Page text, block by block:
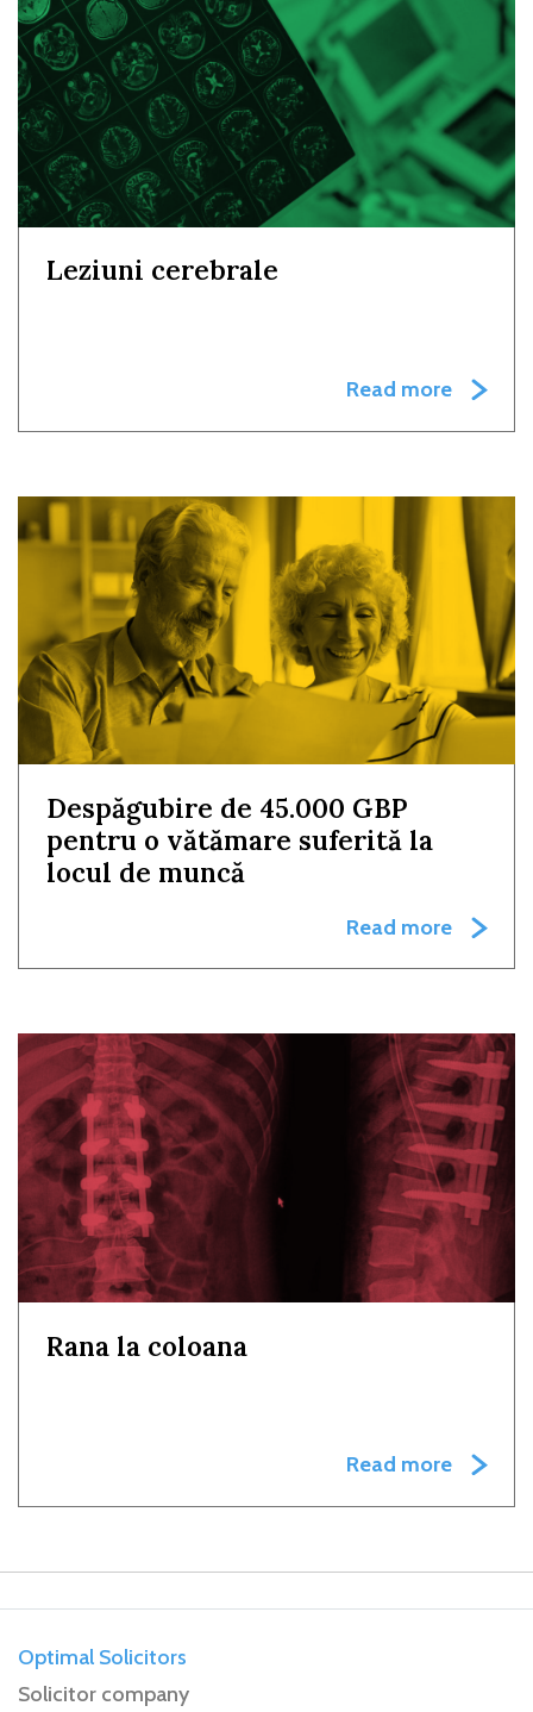
Leziuni cerebrale
Read more
Despăgubire de 45.000 GBP
pentru o vătămare suferită la
locul de muncă
Read more
Rana la coloana
Read more
Optimal Solicitors
Solicitor company